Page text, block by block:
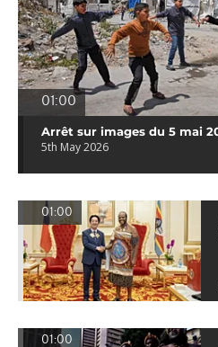
01:00
Arrêt sur images du 5 mai
5th May 2026
01:00
01:00